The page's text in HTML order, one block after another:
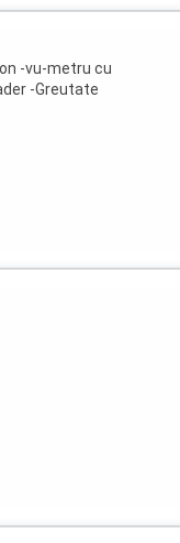
-vu-metru cu
-Greutate